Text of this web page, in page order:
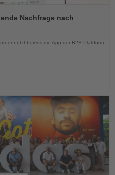
Nachfrage nach
nutzt bereits die App der B2B-Plattform